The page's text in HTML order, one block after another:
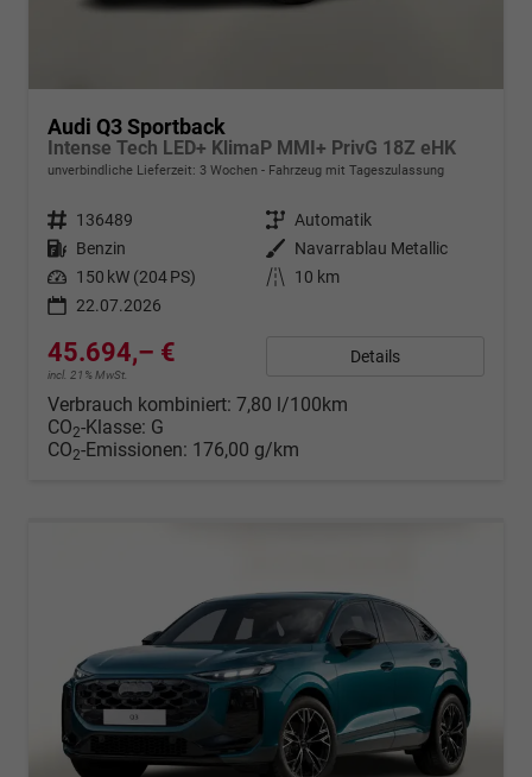
Audi Q3 Sportback
Intense Tech LED+ KlimaP MMI+ PrivG 18Z eHK
unverbindliche Lieferzeit: 3 Wochen Fahrzeug mit Tageszulassung
Fahrzeugnr. 136489 Getriebe Automatik
Kraftstoff Benzin Außenfarbe Navarrablau Metallic
Leistung 150 kW (204 PS) Kilometerstand
10 km
22.07.2026
45.694,– €
incl. 21% MwSt.
Details
Verbrauch kombiniert: 7,80 l/100km
CO2-Klasse: G
CO2-Emissionen: 176,00 g/km